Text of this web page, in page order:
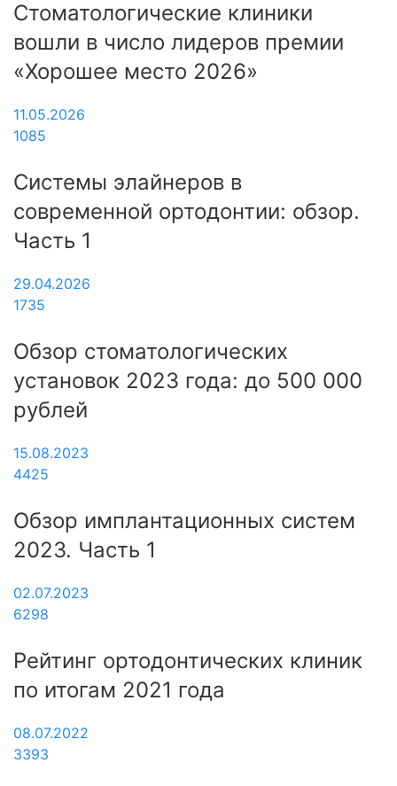
Стоматологические клиники
вошли в число лидеров премии
«Хорошее место 2026»
11.05.2026
1085
Системы элайнеров в
современной ортодонтии: обзор.
Часть 1
29.04.2026
1735
Обзор стоматологических
установок 2023 года: до 500 000
рублей
15.08.2023
4425
Обзор имплантационных систем
2023. Часть 1
02.07.2023
6298
Рейтинг ортодонтических клиник
по итогам 2021 года
08.07.2022
3393